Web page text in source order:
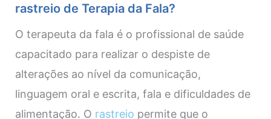
rastreio de Terapia da Fala?
O terapeuta da fala é o profissional de saúde
capacitado para realizar o despiste de
alterações ao nível da comunicação,
linguagem oral e escrita, fala e dificuldades de
alimentação. O rastreio permite que o